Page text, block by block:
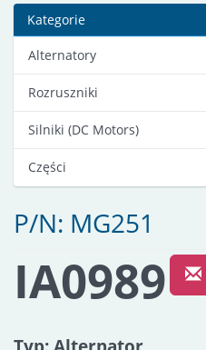
Kategorie
Alternatory
Rozruszniki
Silniki (DC Motors)
Części
P/N: MG251
IA0989